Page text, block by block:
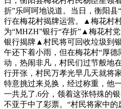
折”乐呵呵地说道。当日，衡阳县
行在梅花村揭牌运营。▲梅花村
为“MHZH”银行“存折”▲梅花村
银行揭牌▲村民将可回收垃圾到
午还下着小雨，但在梅花村“厚
动，热闹非凡，村民们过节般地
行开张，村民万孝光早几天就将
特意挑过来兑换，经过称重，他
一共兑了.6分，领着这张特殊的
不亚于中了彩票。“村民将家中